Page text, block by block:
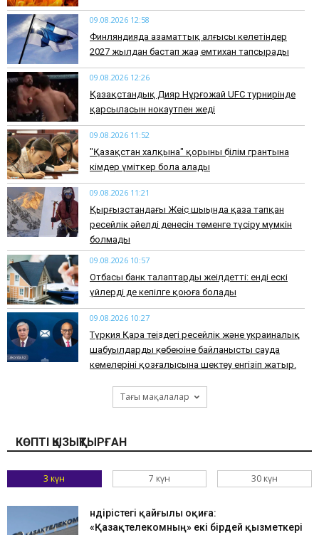
09.08.2026 12:58
Финляндияда азаматтық алғысы келетіндер
2027 жылдан бастап жаңа емтихан тапсырады
09.08.2026 12:26
Қазақстандық Дияр Нұрғожай UFC турнирінде
қарсыласын нокаутпен жеңді
09.08.2026 11:52
"Қазақстан халқына" қорының білім грантына
кімдер үміткер бола алады
09.08.2026 11:21
Қырғызстандағы Жеңіс шыңында қаза тапқан
ресейлік әйелдің денесін төменге түсіру мүмкін
болмады
09.08.2026 10:57
Отбасы банк талаптарды жеңілдетті: енді ескі
үйлерді де кепілге қоюға болады
09.08.2026 10:27
Түркия Қара теңіздегі ресейлік және украиналық
шабуылдардың көбеюіне байланысты сауда
кемелерінің қозғалысына шектеу енгізіп жатыр.
Тағы мақалалар
КӨПТІ ҚЫЗЫҚТЫРҒАН
3 күн 7 күн 30 күн
Өндірістегі қайғылы оқиға:
«Қазақтелекомның» екі бірдей қызметкері